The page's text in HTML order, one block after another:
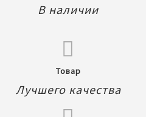
В наличии
Товар
Лучшего качества